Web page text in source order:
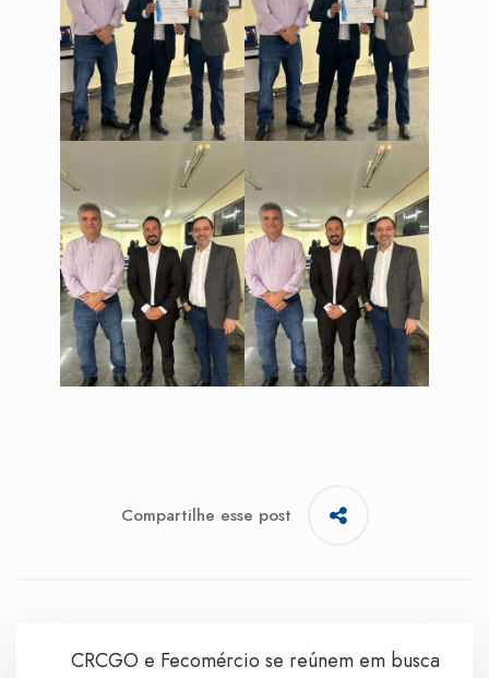
Compartilhe esse post
CRCGO e Fecomércio se reúnem em busca